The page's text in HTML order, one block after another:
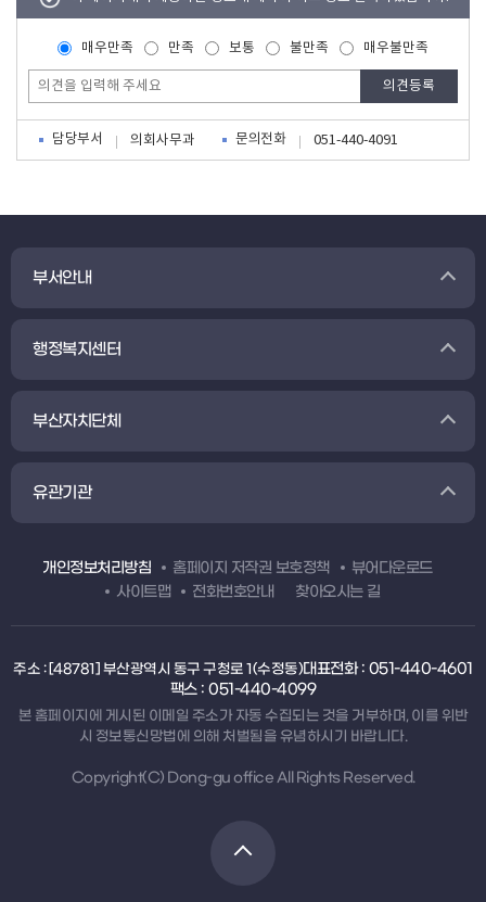
매우만족 만족 보통 불만족 매우불만족
담당부서 의회사무과 문의전화 051-440-4091
부서안내
행정복지센터
부산자치단체
유관기관
개인정보처리방침 홈페이지 저작권 보호정책
뷰어다운로드
사이트맵
전화번호안내 찾아오시는 길
주소 : [48781] 부산광역시 동구 구청로 1(수정동)대표전화 : 051-440-4601
팩스 : 051-440-4099
본 홈페이지에 게시된 이메일 주소가 자동 수집되는 것을 거부하며, 이를 위반
시 정보통신망법에 의해 처벌됨을 유념하시기 바랍니다.
Copyright(C) Dong-gu office All Rights Reserved.